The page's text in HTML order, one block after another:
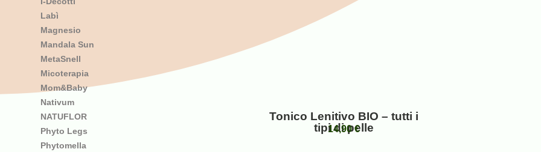
Vie Urinarie
Vista e Pelle
Labì
Magnesio
Mandala Sun
MetaSnell
Micoterapia
Mom&Baby
Nativum
NATUFLOR
Phyto Legs
Phytomella
Tonico Lenitivo BIO – tutti i
tipi di pelle
14,90€